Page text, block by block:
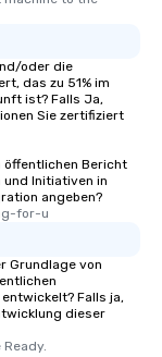
oder die
das zu 51% im
ist? Falls Ja,
Sie zertifiziert
öffentlichen Bericht
und Initiativen in
angeben?
for-u
Grundlage von
Falls ja,
dieser